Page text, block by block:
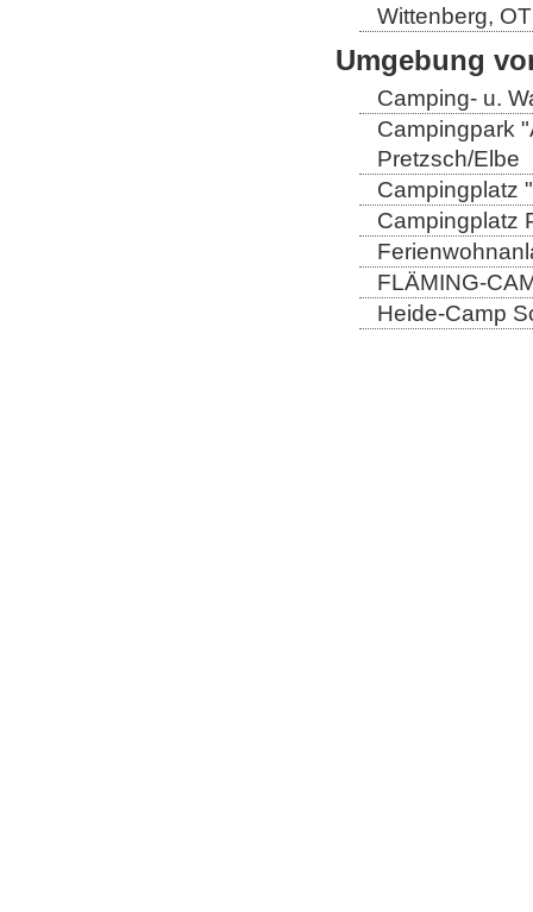
Wittenberg,
Umgebung
Camping- u.
Campingpark
Pretzsch/Elbe
Campingplatz
Campingplatz
FLÄMING-
Heide-Camp